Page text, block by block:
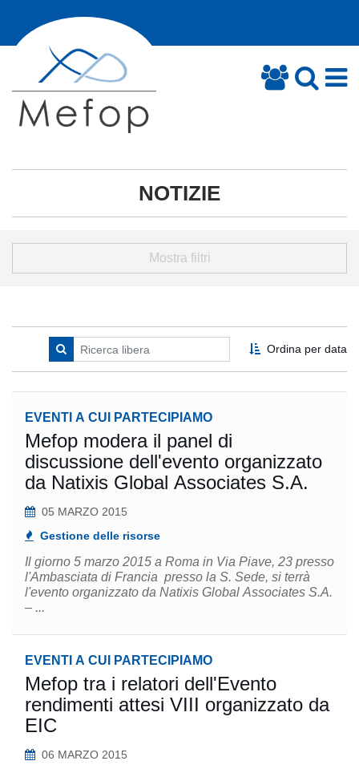
NOTIZIE
Mostra filtri
Ordina per data
EVENTI A CUI PARTECIPIAMO
Mefop modera il panel di
discussione dell'evento organizzato
da Natixis Global Associates S.A.
05 MARZO 2015
Gestione delle risorse
Il giorno 5 marzo 2015 a Roma in Via Piave, 23 presso
l'Ambasciata di Francia presso la S. Sede, si terrà
l'evento organizzato da Natixis Global Associates S.A.
– ...
EVENTI A CUI PARTECIPIAMO
Mefop tra i relatori dell'Evento
rendimenti attesi VIII organizzato da
EIC
06 MARZO 2015